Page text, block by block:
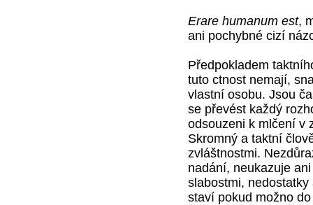
Erare humanum est,
ani pochybné cizí
Předpokladem
tuto ctnost nemají,
vlastní osobu. Jsou
se převést každý
odsouzeni k mlčení v
Skromný a taktní
zvláštnostmi.
nadání, neukazuje
slabostmi,
staví pokud možno